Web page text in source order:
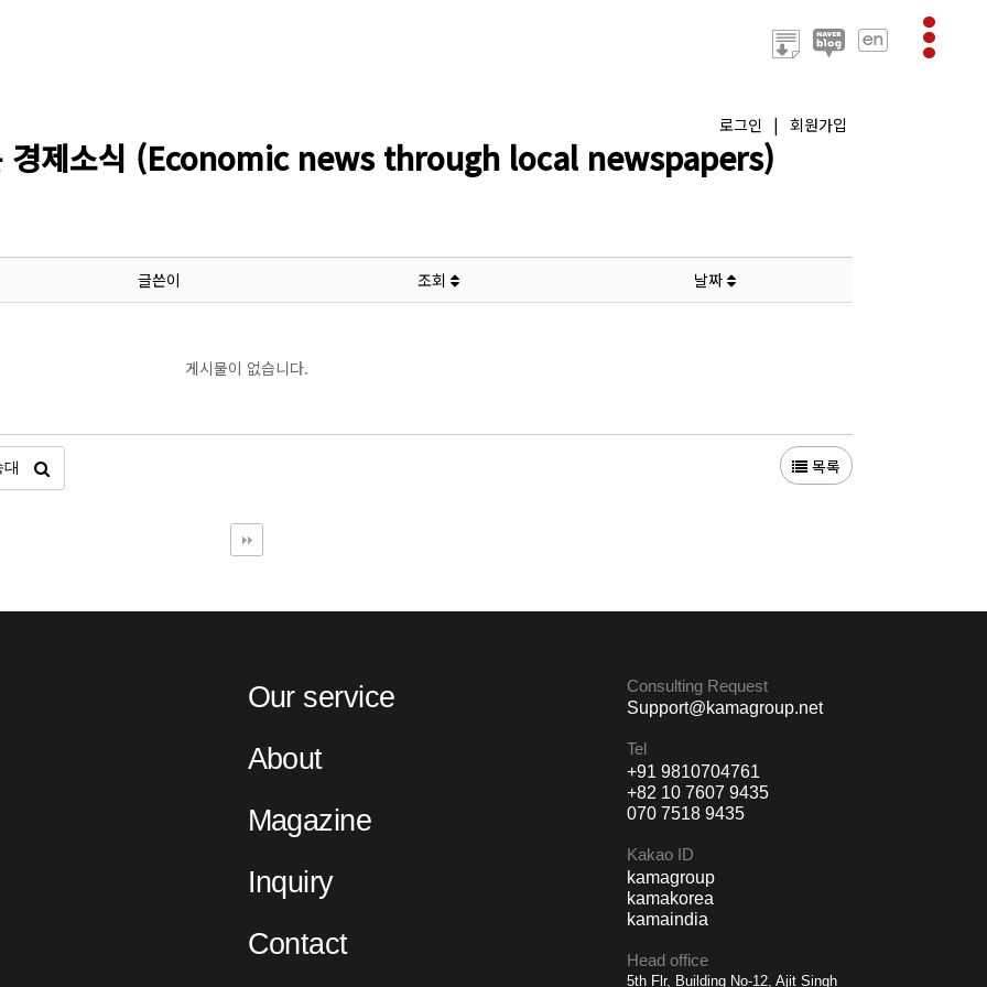
로그인 | 회원가입
경제소식 (Economic news through local newspapers)
글쓴이 조회 날짜
게시물이 없습니다.
목록
Our service
About
Magazine
Inquiry
Contact
Consulting Request
Support@kamagroup.net
Tel
+91 9810704761
+82 10 7607 9435
070 7518 9435
Kakao ID
kamagroup
kamakorea
kamaindia
Head office
5th Flr, Building No-12, Ajit Singh